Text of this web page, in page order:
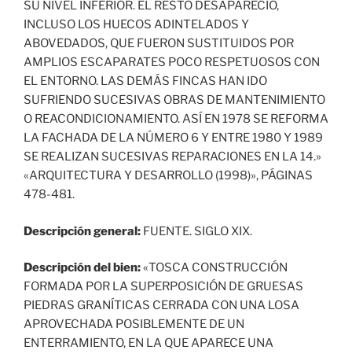
SU NIVEL INFERIOR. EL RESTO DESAPARECIÓ,
INCLUSO LOS HUECOS ADINTELADOS Y
ABOVEDADOS, QUE FUERON SUSTITUIDOS POR
AMPLIOS ESCAPARATES POCO RESPETUOSOS CON
EL ENTORNO. LAS DEMÁS FINCAS HAN IDO
SUFRIENDO SUCESIVAS OBRAS DE MANTENIMIENTO
O REACONDICIONAMIENTO. ASÍ EN 1978 SE REFORMA
LA FACHADA DE LA NÚMERO 6 Y ENTRE 1980 Y 1989
SE REALIZAN SUCESIVAS REPARACIONES EN LA 14.»
«ARQUITECTURA Y DESARROLLO (1998)», PÁGINAS
478-481.
Descripción general: FUENTE. SIGLO XIX.
Descripción del bien:«TOSCA CONSTRUCCIÓN
FORMADA POR LA SUPERPOSICIÓN DE GRUESAS
PIEDRAS GRANÍTICAS CERRADA CON UNA LOSA
APROVECHADA POSIBLEMENTE DE UN
ENTERRAMIENTO, EN LA QUE APARECE UNA